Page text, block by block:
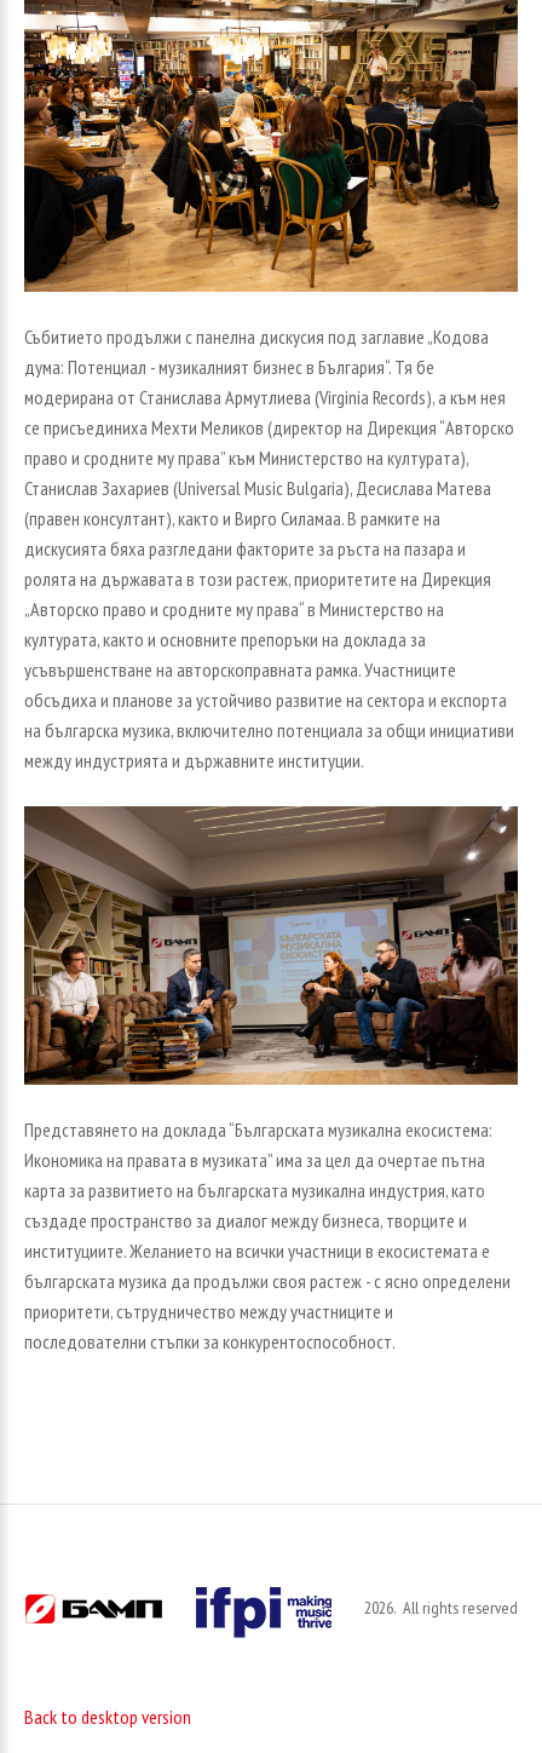
Събитието продължи с панелна дискусия под заглавие „Кодова
дума: Потенциал - музикалният бизнес в България“. Тя бе
модерирана от Станислава Армутлиева (Virginia Records), а към нея
се присъединиха Мехти Меликов (директор на Дирекция “Авторско
право и сродните му права” към Министерство на културата),
Станислав Захариев (Universal Music Bulgaria), Десислава Матева
(правен консултант), както и Вирго Силамаа. В рамките на
дискусията бяха разгледани факторите за ръста на пазара и
ролята на държавата в този растеж, приоритетите на Дирекция
„Авторско право и сродните му права“ в Министерство на
културата, както и основните препоръки на доклада за
усъвършенстване на авторскоправната рамка. Участниците
обсъдиха и планове за устойчиво развитие на сектора и експорта
на българска музика, включително потенциала за общи инициативи
между индустрията и държавните институции.
Представянето на доклада “Българската музикална екосистема:
Икономика на правата в музиката” има за цел да очертае пътна
карта за развитието на българската музикална индустрия, като
създаде пространство за диалог между бизнеса, творците и
институциите. Желанието на всички участници в екосистемата е
българската музика да продължи своя растеж - с ясно определени
приоритети, сътрудничество между участниците и
последователни стъпки за конкурентоспособност.
2026 All rights reserved
Back to desktop version